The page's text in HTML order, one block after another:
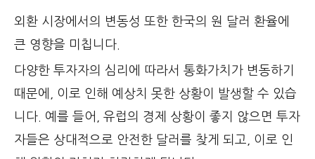
외환 시장에서의 변동성 또한 한국의 원 달러 환율에
큰 영향을 미칩니다.
다양한 투자자의 심리에 따라서 통화가치가 변동하기
때문에, 이로 인해 예상치 못한 상황이 발생할 수 있습
니다. 예를 들어, 유럽의 경제 상황이 좋지 않으면 투자
자들은 상대적으로 안전한 달러를 찾게 되고, 이로 인